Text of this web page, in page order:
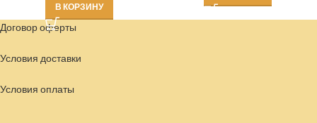
В КОРЗИНУ
Договор оферты
Условия доставки
Условия оплаты